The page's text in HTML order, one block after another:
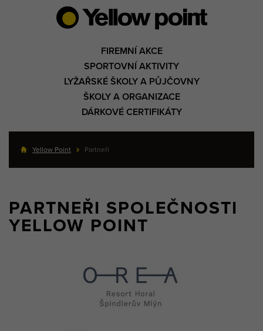
FIREMNÍ AKCE
SPORTOVNÍ AKTIVITY
LYŽAŘSKÉ ŠKOLY A PŮJČOVNY
ŠKOLY A ORGANIZACE
DÁRKOVÉ CERTIFIKÁTY
Yellow Point Partneři
PARTNEŘI SPOLEČNOSTI
YELLOW POINT